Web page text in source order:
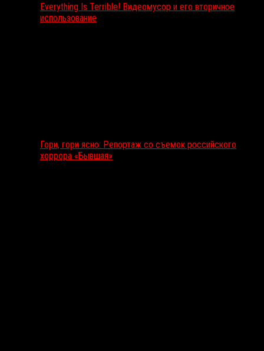
Everything Is Terrible! Видеомусор и его вторичное
использование
Гори, гори ясно: Репортаж со съемок российского
хоррора «Бывшая»